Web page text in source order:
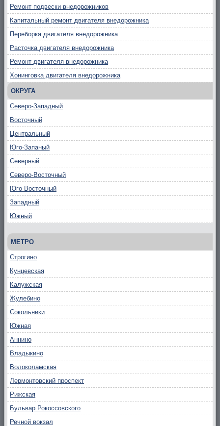
Ремонт подвески внедорожников
Капитальный ремонт двигателя внедорожника
Переборка двигателя внедорожника
Расточка двигателя внедорожника
Ремонт двигателя внедорожника
Хонинговка двигателя внедорожника
ОКРУГА
Северо-Западный
Восточный
Центральный
Юго-Запаный
Северный
Северо-Восточный
Юго-Восточный
Западный
Южный
МЕТРО
Строгино
Кунцевская
Калужская
Жулебино
Сокольники
Южная
Аннино
Владыкино
Волоколамская
Лермонтовский проспект
Рижская
Бульвар Рокоссовского
Речной вокзал